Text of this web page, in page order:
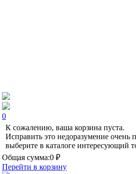
0
К сожалению, ваша корзина пуста.
Исправить это недоразумение очень
выберите в каталоге интересующий
Общая сумма:0 ₽
Перейти в корзину